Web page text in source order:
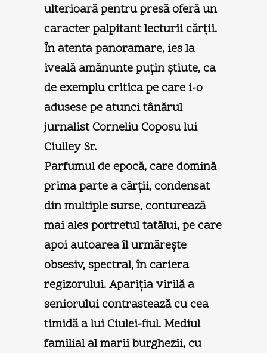
ulterioară pentru presă oferă un
caracter palpitant lecturii cărţii.
În atenta panoramare, ies la
iveală amănunte puţin ştiute, ca
de exemplu critica pe care i-o
adusese pe atunci tânărul
jurnalist Corneliu Coposu lui
Ciulley Sr.
Parfumul de epocă, care domină
prima parte a cărţii, condensat
din multiple surse, conturează
mai ales portretul tatălui, pe care
apoi autoarea îl urmăreşte
obsesiv, spectral, în cariera
regizorului. Apariţia virilă a
seniorului contrastează cu cea
timidă a lui Ciulei-fiul. Mediul
familial al marii burghezii, cu